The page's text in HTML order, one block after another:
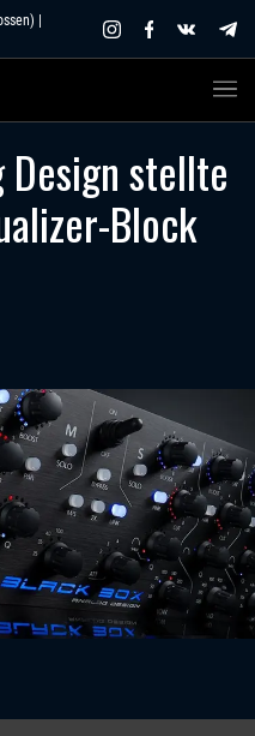
|
Design stellte
Block